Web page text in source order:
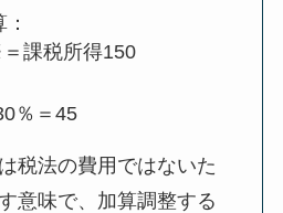
課税所得150
％＝45
税法の費用ではないた
意味で、加算調整する